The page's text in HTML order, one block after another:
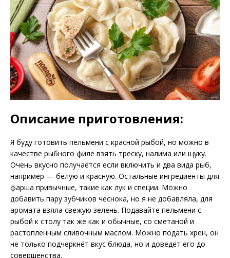
Описание приготовления:
Я буду готовить пельмени с красной рыбой, но можно в
качестве рыбного филе взять треску, налима или щуку.
Очень вкусно получается если включить и два вида рыб,
например — белую и красную. Остальные ингредиенты для
фарша привычные, такие как лук и специи. Можно
добавить пару зубчиков чеснока, но я не добавляла, для
аромата взяла свежую зелень. Подавайте пельмени с
рыбой к столу так же как и обычные, со сметаной и
растопленным сливочным маслом. Можно подать хрен, он
не только подчеркнёт вкус блюда, но и доведёт его до
совершенства.